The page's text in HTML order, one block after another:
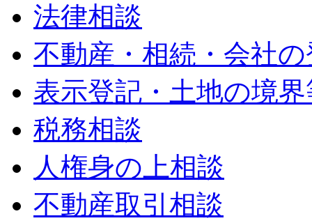
法律相談
不動産・相続・会社
表示登記・土地の境
税務相談
人権身の上相談
不動産取引相談